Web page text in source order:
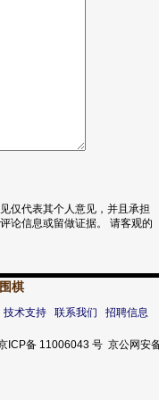
仅代表其个人意见，并且承担
论信息或留做证据。 请客观的
棋
技术支持 联系我们 招聘信息
ICP备 11006043 号 京公网安